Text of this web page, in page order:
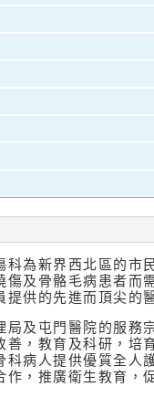
科為新界西北區的市
傷及骨骼毛病患者而
提供的先進而頂尖的
局及屯門醫院的服務
善，教育及科研，培
科病人提供優質全人
作，推廣衛生教育，